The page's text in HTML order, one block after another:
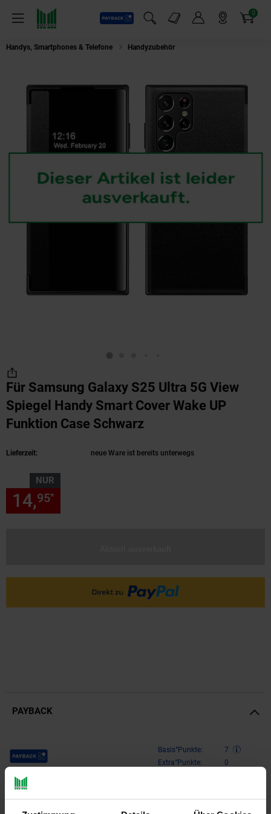
Menü
Payback
Suchfeld einblenden
Markt-Angebote 0
Artikel
Handys, Smartphones & Telefone Handyzubehör
Für Samsung Galaxy S25 Ultra 5G View
Spiegel Handy Smart Cover Wake UP
Funktion Case Schwarz
Lieferzeit: neue Ware ist bereits unterwegs
NUR
14,95*
PAYBACK
Payback Punkte Basis°Punkte:
7
Extra°Punkte:
0
Produktbeschreibung